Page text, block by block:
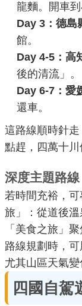
龍麵。開車到
Day 3：德島
館。
Day 4-5：高
後的清流」。
Day 6-7：愛
還車。
這路線順時針
點趕，四萬十川
深度主題路線
若時間充裕，
旅」：從道後
「美食之旅」
路線規劃時，可
尤其山區天氣變
四國自駕